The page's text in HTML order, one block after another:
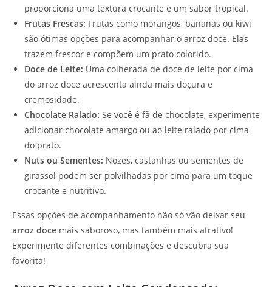
proporciona uma textura crocante e um sabor tropical.
Frutas Frescas: Frutas como morangos, bananas ou kiwi
são ótimas opções para acompanhar o arroz doce. Elas
trazem frescor e compõem um prato colorido.
Doce de Leite: Uma colherada de doce de leite por cima
do arroz doce acrescenta ainda mais doçura e
cremosidade.
Chocolate Ralado: Se você é fã de chocolate, experimente
adicionar chocolate amargo ou ao leite ralado por cima
do prato.
Nuts ou Sementes: Nozes, castanhas ou sementes de
girassol podem ser polvilhadas por cima para um toque
crocante e nutritivo.
Essas opções de acompanhamento não só vão deixar seu
arroz doce mais saboroso, mas também mais atrativo!
Experimente diferentes combinações e descubra sua
favorita!